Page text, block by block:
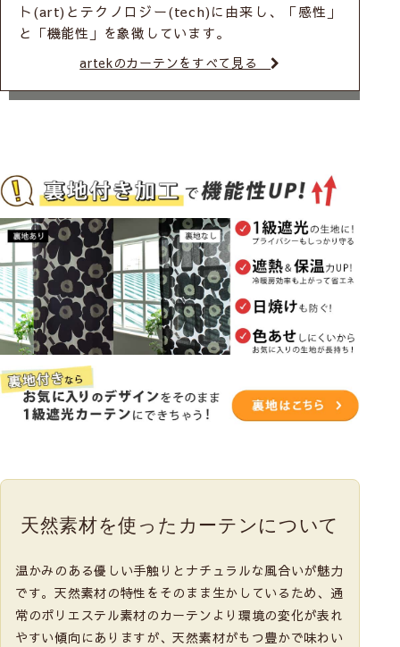
ト(art)とテクノロジー(tech)に由来し、「感性」
と「機能性」を象徴しています。
artekのカーテンをすべて見る
天然素材を使った カーテンについて
温かみのある優しい手触りとナチュラルな風合いが魅力
です。天然素材の特性をそのまま生かしているため、通
常のポリエステル素材のカーテンより環境の変化が表れ
やすい傾向にありますが、天然素材がもつ豊かで味わい